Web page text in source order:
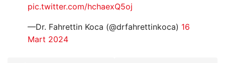
pic.twitter.com/hchaexQ5oj
—Dr. Fahrettin Koca (@drfahrettinkoca) 16
Mart 2024